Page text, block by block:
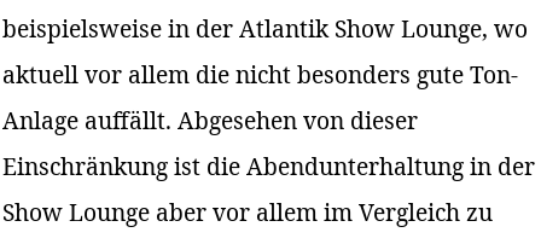
beispielsweise in der Atlantik Show Lounge, wo
aktuell vor allem die nicht besonders gute Ton-
Anlage auffällt. Abgesehen von dieser
Einschränkung ist die Abendunterhaltung in der
Show Lounge aber vor allem im Vergleich zu